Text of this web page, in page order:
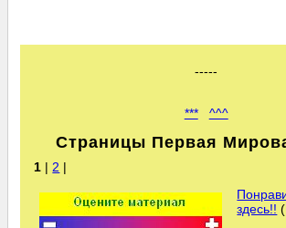
-----
*** ^^^
Страницы Первая
1 | 2 |
здесь!!